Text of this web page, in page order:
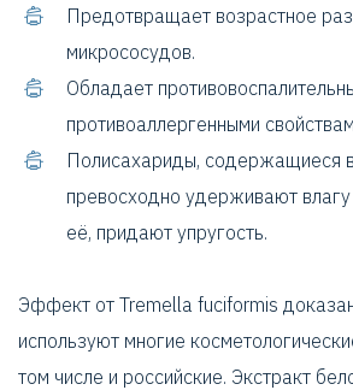
Предотвращает возрастное
микрососудов.
Обладает
противоаллергенными
Полисахариды, содержащиеся
превосходно удерживают
её, придают упругость.
Эффект от Tremella fuciformis
используют многие
том числе и российские. Экстракт